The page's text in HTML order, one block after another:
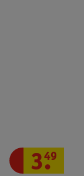
3.
49